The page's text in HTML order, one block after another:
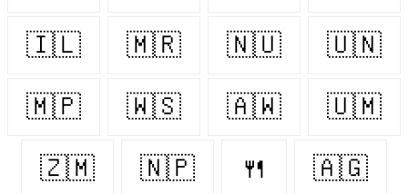
🇮🇱 🇲🇷 🇳🇺 🇺🇳
🇲🇵 🇼🇸 🇦🇼 🇺🇲
🇿🇲 🇳🇵 🍴 🇦🇬